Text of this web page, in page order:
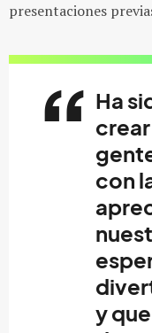
presentaciones
Ha
con
y